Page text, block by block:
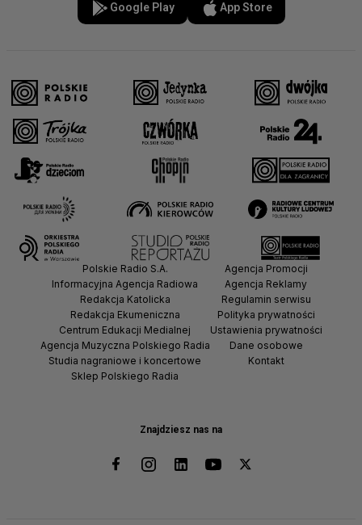
Google Play App Store
Znajdziesz nas na
Polskie Radio S.A.
Informacyjna Agencja Radiowa
Redakcja Katolicka
Redakcja Ekumeniczna
Centrum Edukacji Medialnej
Agencja Muzyczna Polskiego Radia
Studia nagraniowe i koncertowe
Sklep Polskiego Radia
Agencja Promocji
Agencja Reklamy
Regulamin serwisu
Polityka prywatności
Ustawienia prywatności
Dane osobowe
Kontakt